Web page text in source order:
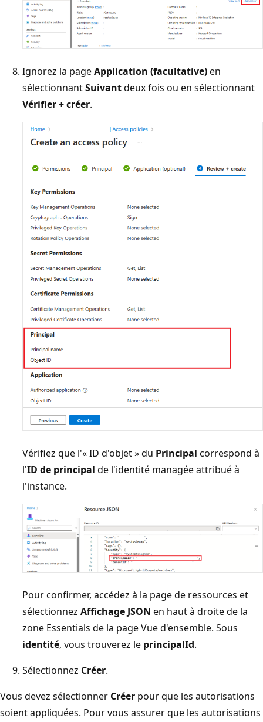
Ignorez la pageApplication (facultative)en
sélectionnantSuivantdeux fois ou en sélectionnant
Vérifier + créer.
Vérifiez que l'« ID d'objet » du Principal correspond à
l'ID de principal de l'identité managée attribué à
l'instance.
Pour confirmer, accédez à la page de ressources et
sélectionnez Affichage JSON en haut à droite de la
zone Essentials de la page Vue d'ensemble. Sous
identité, vous trouverez le principalId.
Sélectionnez Créer.
Vous devez sélectionner Créer pour que les autorisations
soient appliquées. Pour vous assurer que les autorisations